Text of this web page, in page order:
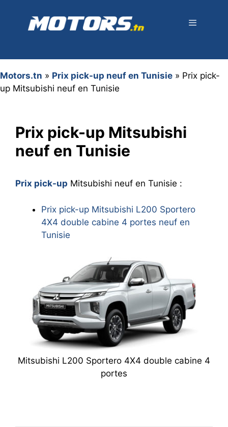
contenu
Motors.tn » Prix pick-up neuf en Tunisie » Prix pick-
up Mitsubishi neuf en Tunisie
Prix pick-up Mitsubishi
neuf en Tunisie
Prix pick-up Mitsubishi neuf en Tunisie :
Prix pick-up Mitsubishi L200 Sportero
4X4 double cabine 4 portes neuf en
Tunisie
Mitsubishi L200 Sportero 4X4 double cabine 4
portes